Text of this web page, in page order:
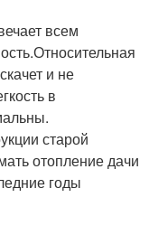
обогреватель
в баллонах
всем
и не
в
старой
отопление дачи
годы